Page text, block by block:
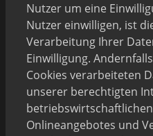
Nutzer um eine
Nutzer einwilligen, ist
Verarbeitung Ihrer
Einwilligung.
Cookies verarbeiteten
unserer berechtigten
Onlineangebotes und